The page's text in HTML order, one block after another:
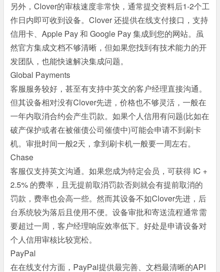
另外，Clover的审核速度非常快，通常提交资料后1-2个工
作日内即可收到设备。Clover 还提供在线支付接口，支持
信用卡、Apple Pay 和 Google Pay 集成到您的网站。虽
然官方集成文档不够清晰，但如果您找到有技术能力的开
发团队，也能快速解决集成问题。
Global Payments
客服服务较好，甚至有支持中英文的客户经理直接沟通。
但其设备相对没有Clover先进，价格也不够灵活，一般在
一年内取消合约会产生罚款。如果个人信用有问题(比如在
破产保护或者在被催债公司催债中)可能会申请不到刷卡
机。审批时间一般2天，拿到刷卡机一般要一周左右。
Chase
客服仅支持英文沟通。如果您成为特定会员，可获得 IC +
2.5% 的费率，且无提前取消罚款否则就会有提前取消的
罚款，费率也会高一些。然而其设备不如Clover先进，后
台系统较为落后且使用不便。设备审批和寄送流程通常需
要超过一周，客户经理响应效率低下。好处是申请设备对
个人信用审核比较宽松。
PayPal
在在线支付方面，PayPal提供最完善、文档最清晰的API